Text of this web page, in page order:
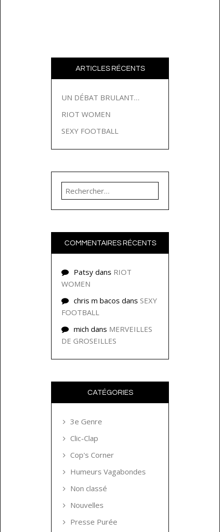
ARTICLES RÉCENTS
UN DÉBAT BRULANT…
RIOT WOMEN
SEXY FOOTBALL
Rechercher :
COMMENTAIRES RÉCENTS
Patsy dans RIOT
WOMEN
chris m bacos dans SEXY
FOOTBALL
mich dans MERVEILLES
DE GROSEILLES
CATÉGORIES
3e Genre
Clic-Clap
Cop's Corner
Humeurs Vagabondes
Non classé
Nouvelles
Presse Purée